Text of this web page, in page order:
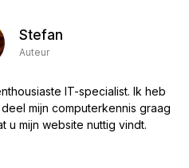
Stefan
Auteur
IT-specialist. Ik heb
mijn computerkennis graag
u mijn website nuttig vindt.